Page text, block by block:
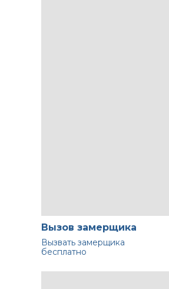
Вызов замерщика
Вызвать замерщика
бесплатно